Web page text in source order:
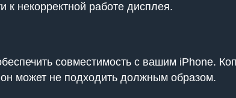
к некорректной работе дисплея.
совместимость с вашим iPhone.
он может не подходить должным образом.